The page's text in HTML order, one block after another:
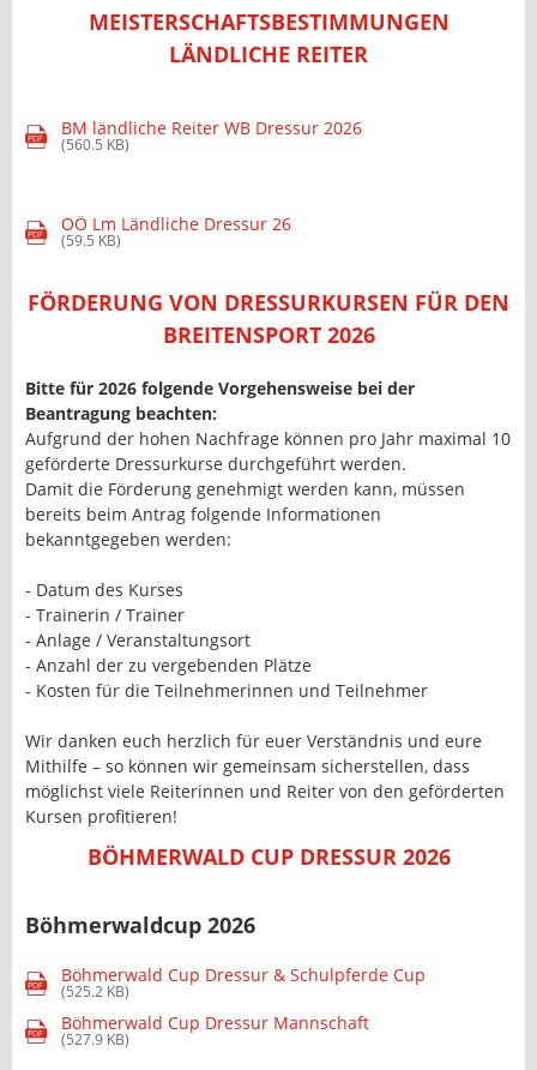
MEISTERSCHAFTSBESTIMMUNGEN
LÄNDLICHE REITER
PDF BM ländliche Reiter WB Dressur 2026
(560.5 KB)
PDF OÖ Lm Ländliche Dressur 26
(59.5 KB)
FÖRDERUNG VON DRESSURKURSEN FÜR DEN
BREITENSPORT 2026
Bitte für 2026 folgende Vorgehensweise bei der
Beantragung beachten:
Aufgrund der hohen Nachfrage können pro Jahr maximal 10
geförderte Dressurkurse durchgeführt werden.
Damit die Förderung genehmigt werden kann, müssen
bereits beim Antrag folgende Informationen
bekanntgegeben werden:
- Datum des Kurses
- Trainerin / Trainer
- Anlage / Veranstaltungsort
- Anzahl der zu vergebenden Plätze
- Kosten für die Teilnehmerinnen und Teilnehmer
Wir danken euch herzlich für euer Verständnis und eure
Mithilfe – so können wir gemeinsam sicherstellen, dass
möglichst viele Reiterinnen und Reiter von den geförderten
Kursen profitieren!
BÖHMERWALD CUP DRESSUR 2026
Böhmerwaldcup 2026
PDF Böhmerwald Cup Dressur & Schulpferde Cup
(525.2 KB)
PDF Böhmerwald Cup Dressur Mannschaft
(527.9 KB)